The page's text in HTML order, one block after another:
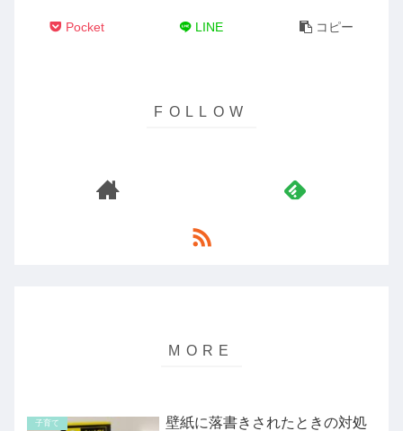
Pocket LINE コピー
子育て
壁紙に落書きされたときの対処